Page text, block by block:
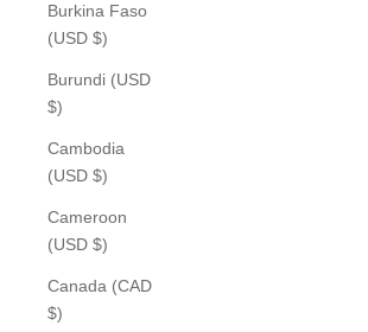
Burkina Faso
(USD $)
Burundi (USD
$)
Cambodia
(USD $)
Cameroon
(USD $)
Canada (CAD
$)